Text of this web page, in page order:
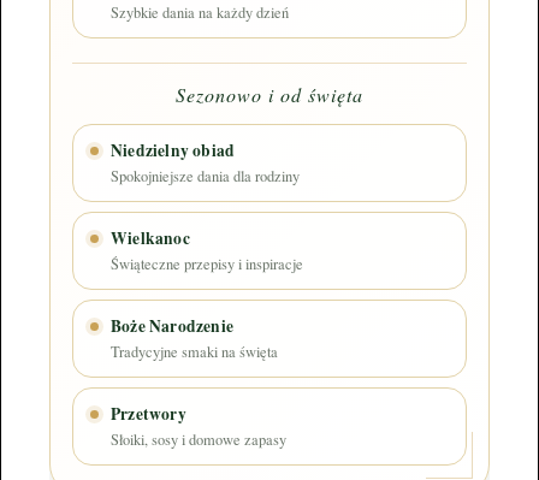
Szybkie dania na każdy dzień
Sezonowo i od święta
Niedzielny obiad
Spokojniejsze dania dla rodziny
Wielkanoc
Świąteczne przepisy i inspiracje
Boże Narodzenie
Tradycyjne smaki na święta
Przetwory
Słoiki, sosy i domowe zapasy